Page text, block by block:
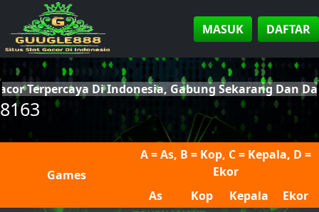
MASUK DAFTAR
Terpercaya Di Indonesia, Gabung Sekarang Dan
8163
Games
A = As, B = Kop, C = Kepala, D =
Ekor
As
Kop Kepala
Ekor